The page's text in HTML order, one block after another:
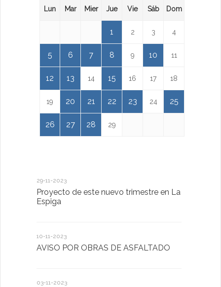
Lun Mar Mier Jue Vie Sáb Dom
1 2 3 4
5 6 7 8 9 10 11
12 13 14 15 16 17 18
19 20 21 22 23 24 25
26 27 28 29
29-11-2023
Proyecto de este nuevo trimestre en La
Espiga
10-11-2023
AVISO POR OBRAS DE ASFALTADO
03-11-2023